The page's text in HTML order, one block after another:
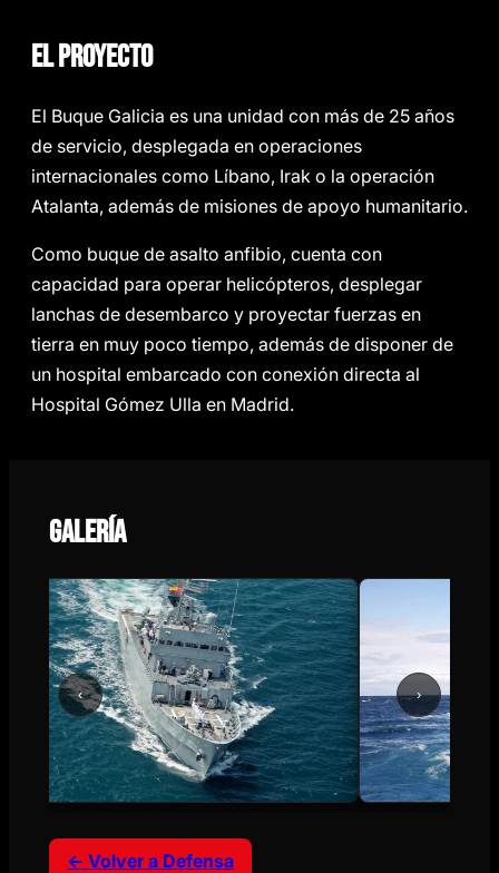
EL PROYECTO
El Buque Galicia es una unidad con más de 25 años
de servicio, desplegada en operaciones
internacionales como Líbano, Irak o la operación
Atalanta, además de misiones de apoyo humanitario.
Como buque de asalto anfibio, cuenta con
capacidad para operar helicópteros, desplegar
lanchas de desembarco y proyectar fuerzas en
tierra en muy poco tiempo, además de disponer de
un hospital embarcado con conexión directa al
Hospital Gómez Ulla en Madrid.
Galería
‹ ›
← Volver a Defensa